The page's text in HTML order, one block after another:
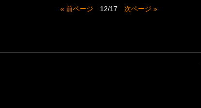
« 前ページ 12/17 次ページ »